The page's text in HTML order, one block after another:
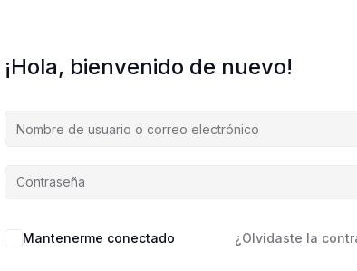
¡Hola, bienvenido de nuevo!
Mantenerme conectado ¿Olvidaste la